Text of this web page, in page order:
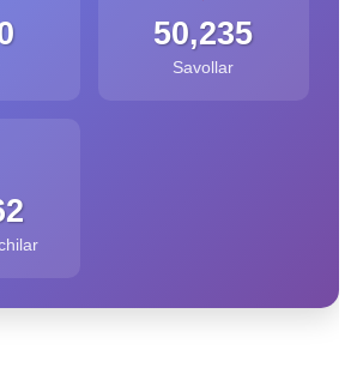
50,235
Savollar